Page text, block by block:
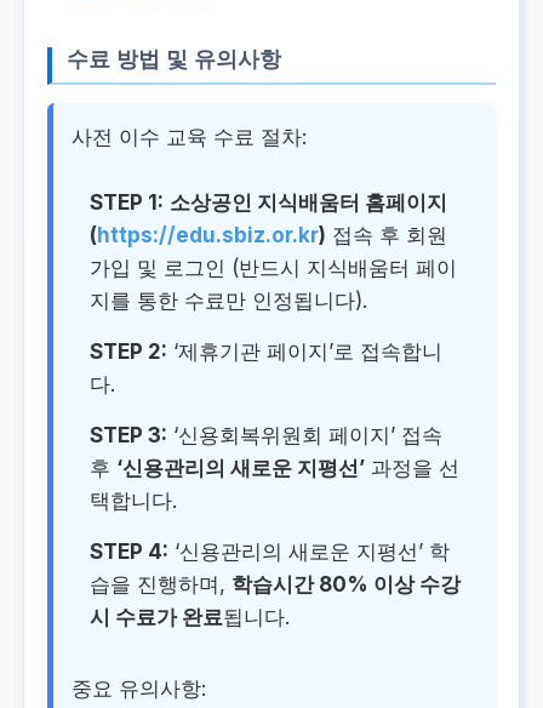
수료 방법 및 유의사항
사전 이수 교육 수료 절차:
STEP 1: 소상공인 지식배움터 홈페이지
(https://edu.sbiz.or.kr) 접속 후 회원
가입 및 로그인 (반드시 지식배움터 페이
지를 통한 수료만 인정됩니다).
STEP 2: ‘제휴기관 페이지’로 접속합니
다.
STEP 3: ‘신용회복위원회 페이지’ 접속
후 ‘신용관리의 새로운 지평선’ 과정을 선
택합니다.
STEP 4: ‘신용관리의 새로운 지평선’ 학
습을 진행하며, 학습시간 80% 이상 수강
시 수료가 완료됩니다.
중요 유의사항: